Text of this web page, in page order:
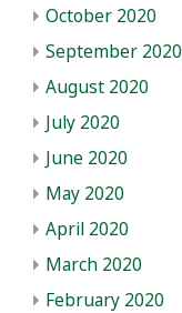
October 2020
September 2020
August 2020
July 2020
June 2020
May 2020
April 2020
March 2020
February 2020